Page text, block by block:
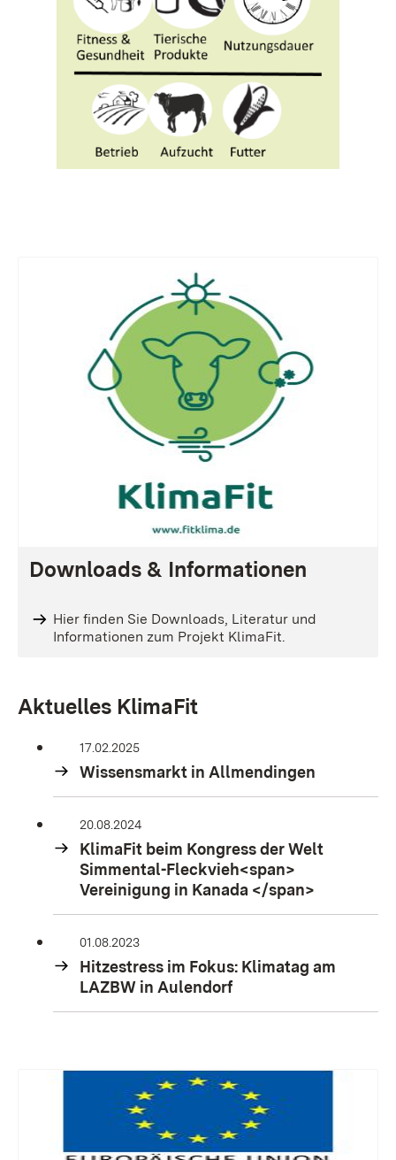
Downloads & Informationen
Hier finden Sie Downloads, Literatur und
Informationen zum Projekt KlimaFit.
Aktuelles KlimaFit
17.02.2025
Wissensmarkt in Allmendingen
20.08.2024
KlimaFit beim Kongress der Welt
Simmental-Fleckvieh<span>
Vereinigung in Kanada </span>
01.08.2023
Hitzestress im Fokus: Klimatag am
LAZBW in Aulendorf